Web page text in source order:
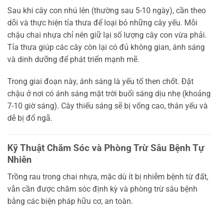
Sau khi cây con nhú lên (thường sau 5-10 ngày), cần theo
dõi và thực hiện tỉa thưa để loại bỏ những cây yếu. Mỗi
chậu chai nhựa chỉ nên giữ lại số lượng cây con vừa phải.
Tỉa thưa giúp các cây còn lại có đủ không gian, ánh sáng
và dinh dưỡng để phát triển mạnh mẽ.
Trong giai đoạn này, ánh sáng là yếu tố then chốt. Đặt
chậu ở nơi có ánh sáng mặt trời buổi sáng dịu nhẹ (khoảng
7-10 giờ sáng). Cây thiếu sáng sẽ bị vống cao, thân yếu và
dễ bị đổ ngã.
Kỹ Thuật Chăm Sóc và Phòng Trừ Sâu Bệnh Tự
Nhiên
Trồng rau trong chai nhựa, mặc dù ít bị nhiễm bệnh từ đất,
vẫn cần được chăm sóc định kỳ và phòng trừ sâu bệnh
bằng các biện pháp hữu cơ, an toàn.